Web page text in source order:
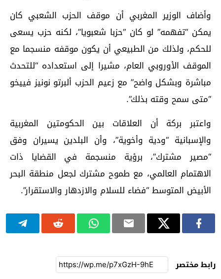
وأضاف الوزير المغربي أن موقف الحزب الشعبي كان
يمكن “تفهمه” لو كان “حزبا شعبويا”، لكنه حزب يسعى
للحكم، ولذلك من الطبيعي أن يكون موقفه منسجما مع
الموقف الأوروبي العام، مشيرا إلى استعداده “للتحدث
مباشرة وبشكل واضح” مع زعيم الحزب ألبرتو نونيز فييخو
“متى سمح وقته بذلك”.
واعتبر بركة أن العلاقات بين الحكومتين المغربية
والإسبانية “ودية وأخوية”، وأن البلدين يسيران وفق
“مصير مشترك”، برؤية منسجمة في القضايا ذات
الاهتمام العالمي، مع طموح مشترك لجعل منطقة البحر
الأبيض المتوسط “فضاء للسلام والازدهار والاستقرار”.
رابط مختصر